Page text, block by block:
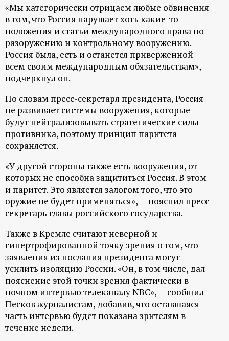
н
н
ы
й
п
о
т
а
л
«Мы категорически отрицаем любые обвинения
в том, что Россия нарушает хоть какие-то
положения и статьи международного права по
разоружению и контрольному вооружению.
Россия была, есть и останется приверженной
всем своим международным обязательствам», —
подчеркнул он.
По словам пресс-секретаря президента, Россия
не развивает системы вооружения, которые
будут нейтрализовывать стратегические силы
противника, поэтому принцип паритета
сохраняется.
«У другой стороны также есть вооружения, от
которых не способна защититься Россия. В этом
и паритет. Это является залогом того, что это
оружие не будет применяться», — пояснил пресс-
секретарь главы российского государства.
Также в Кремле считают неверной и
гипертрофированной точку зрения о том, что
заявления из послания президента могут
усилить изоляцию России. «Он, в том числе, дал
пояснение этой точки зрения фактически в
ночном интервью телеканалу NBC», — сообщил
Песков журналистам, добавив, что оставшаяся
часть интервью будет показана зрителям в
течение недели.